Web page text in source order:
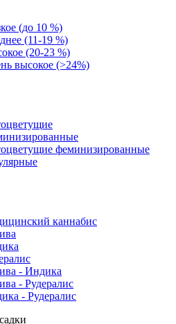
(до 10 %)
(11-19 %)
(20-23 %)
высокое (>24%)
феминизированные
каннабис
- Индика
- Рудералис
- Рудералис